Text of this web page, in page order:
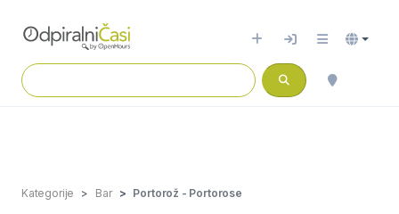
Kategorije Bar Portorož - Portorose